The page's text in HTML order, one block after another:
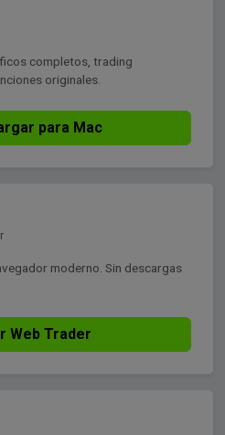
completos, trading
originales.
para Mac
moderno. Sin descargas
Web Trader